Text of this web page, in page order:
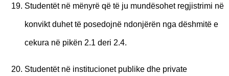
Studentët në mënyrë që të ju mundësohet regjistrimi në
konvikt duhet të posedojnë ndonjërën nga dëshmitë e
cekura në pikën 2.1 deri 2.4.
Studentët në institucionet publike dhe private